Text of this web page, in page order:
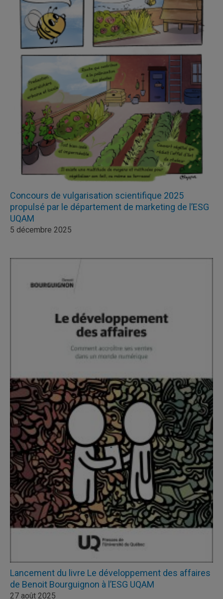
Concours de vulgarisation scientifique 2025
propulsé par le département de marketing de l’ESG
UQAM
5 décembre 2025
Lancement du livre Le développement des affaires
de Benoit Bourguignon à l’ESG UQAM
27 août 2025